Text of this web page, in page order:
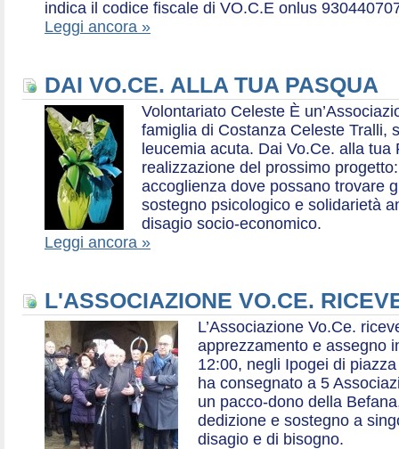
indica il codice fiscale di VO.C.E onlus
Leggi ancora »
DAI VO.CE. ALLA TUA PASQUA
Volontariato Celeste È
famiglia di Costanza Celeste Tralli,
leucemia acuta. Dai Vo.Ce. alla tua
realizzazione del prossimo
accoglienza dove possano trovare
sostegno psicologico e solidarietà
disagio socio-economico.
Leggi ancora »
L'ASSOCIAZIONE VO.CE.
L’Associazione Vo.Ce.
apprezzamento e assegno
12:00, negli Ipogei di
ha consegnato a 5
un pacco-dono della
dedizione e sostegno a
disagio e di bisogno.